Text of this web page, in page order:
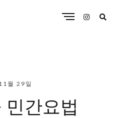
월 29일
민간요법